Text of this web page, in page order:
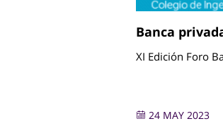
Banca
XI Edición Foro
24 MAY 2023